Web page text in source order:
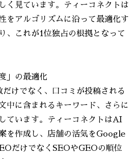
く見ています。ティーコネクトは
をアルゴリズムに沿って最適化す
、これが1位独占の根拠となって
」の最適化
けでなく、口コミが投稿される
中に含まれるキーワード、さらに
ています。ティーコネクトはAI
を作成し、店舗の活気をGoogle
だけでなくSEOやGEOの順位